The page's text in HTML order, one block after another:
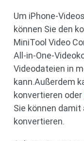
Um iPhone-
können Sie den
MiniTool Video
All-in-One-
Videodateien in
kann.Außerdem
konvertieren oder
Sie können damit
konvertieren.